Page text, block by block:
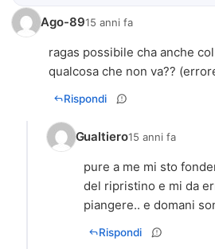
Ago-8915 anni fa
ragas possibile cha anche
qualcosa che non va??
Rispondi
Gualtiero15 anni fa
pure a me mi sto
del ripristino e mi da
piangere.. e domani
Rispondi